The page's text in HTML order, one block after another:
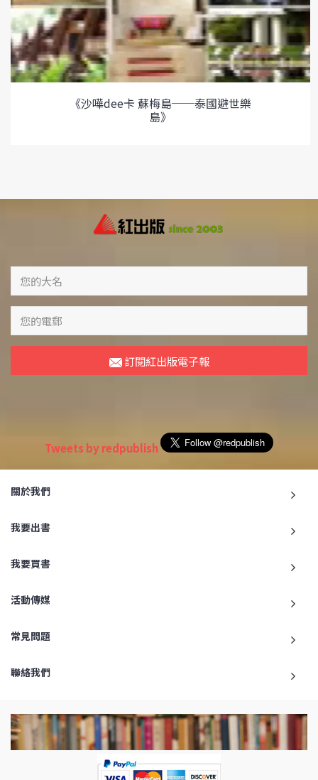
《沙嘩dee卡 蘇梅島──泰國避世樂
島》
訂閱紅出版電子報
Tweets by redpublish
關於我們
我要出書
我要買書
活動傳媒
常見問題
聯絡我們